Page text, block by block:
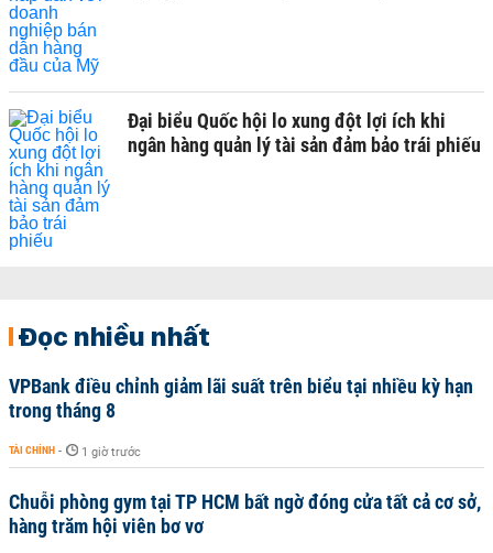
Đại biểu Quốc hội lo xung đột lợi ích khi
ngân hàng quản lý tài sản đảm bảo trái phiếu
Đọc nhiều nhất
VPBank điều chỉnh giảm lãi suất trên biểu tại nhiều kỳ hạn
trong tháng 8
TÀI CHÍNH - 1 giờ trước
Chuỗi phòng gym tại TP HCM bất ngờ đóng cửa tất cả cơ sở,
hàng trăm hội viên bơ vơ